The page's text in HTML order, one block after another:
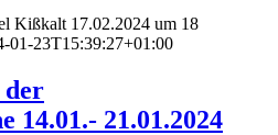
Kißkalt 17.02.2024 um 18
01-23T15:39:27+01:00
der
14.01.- 21.01.2024